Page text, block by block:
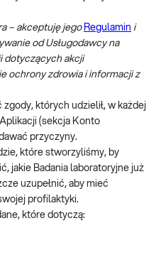
– akceptuję jego Regulamin i
od Usługodawcy na
dotyczących akcji
ochrony zdrowia i informacji z
których udzielił, w każdej
(sekcja Konto
przyczyny.
które stworzyliśmy, by
jakie Badania laboratoryjne już
uzupełnić, aby mieć
profilaktyki.
które dotyczą: